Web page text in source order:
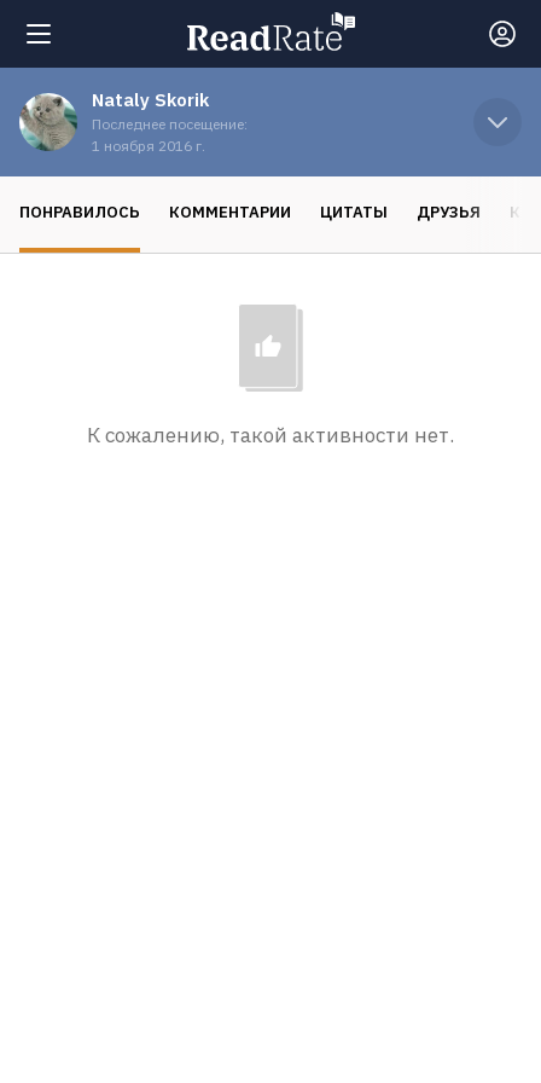
Поиск
Экранизации
Nataly Skorik
Последнее посещение:
1 ноября 2016 г.
ПОНРАВИЛОСЬ КОММЕНТАРИИ ЦИТАТЫ ДРУЗЬЯ
К сожалению, такой активности нет.